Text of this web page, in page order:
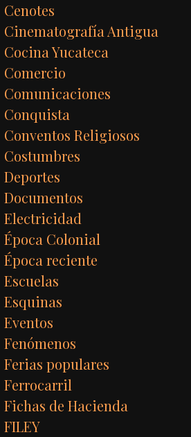
Cenotes
Cinematografía Antigua
Cocina Yucateca
Comercio
Comunicaciones
Conquista
Conventos Religiosos
Costumbres
Deportes
Documentos
Electricidad
Época Colonial
Época reciente
Escuelas
Esquinas
Eventos
Fenómenos
Ferias populares
Ferrocarril
Fichas de Hacienda
FILEY